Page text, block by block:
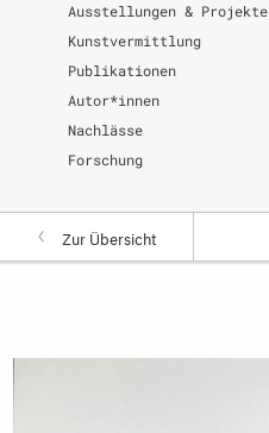
Ausstellungen & Projekte
Kunstvermittlung
Publikationen
Autor*innen
Nachlässe
Forschung
Zur Übersicht